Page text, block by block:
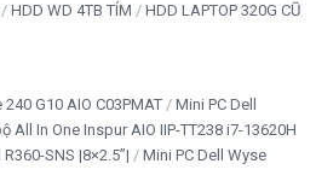
HDD WD 4TB TÍM
HDD LAPTOP 320G CŨ
240 G10 AIO C03PMAT
Mini PC Dell
All In One Inspur AIO IIP-TT238 i7-13620H
SNS |8×2.5”|
Mini PC Dell Wyse